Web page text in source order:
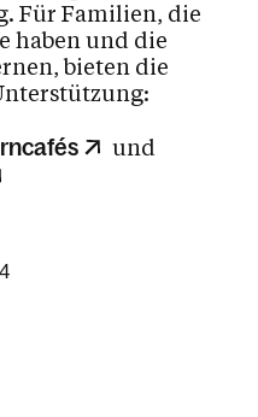
Für Familien, die
haben und die
bieten die
und